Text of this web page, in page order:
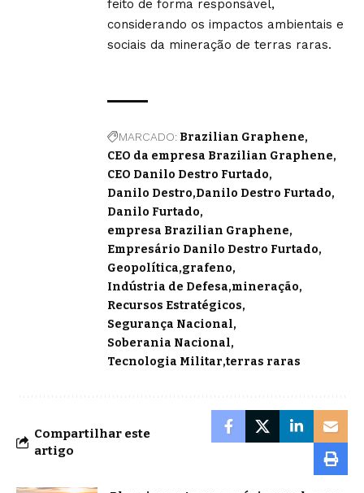
feito de forma responsável,
considerando os impactos ambientais e
sociais da mineração de terras raras.
MARCADO: Brazilian Graphene
CEO da empresa Brazilian Graphene
CEO Danilo Destro Furtado
Danilo Destro Danilo Destro Furtado
Danilo Furtado
empresa Brazilian Graphene
Empresário Danilo Destro Furtado
Geopolítica grafeno
Indústria de Defesa mineração
Recursos Estratégicos
Segurança Nacional
Soberania Nacional
Tecnologia Militar terras raras
Compartilhar este
artigo